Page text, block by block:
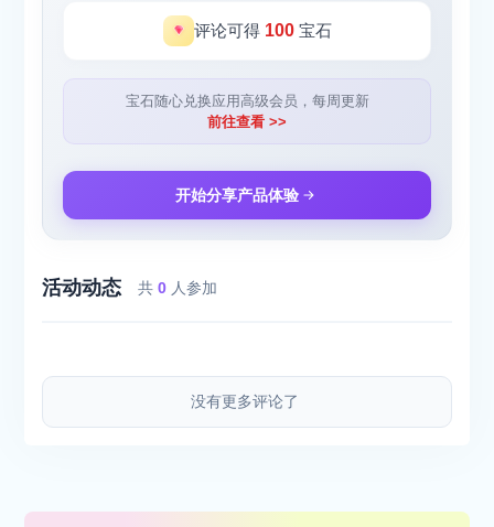
评论可得 100宝石
宝石随心兑换应用高级会员，每周更新
前往查看 >>
开始分享产品体验
活动动态 共0 人参加
没有更多评论了